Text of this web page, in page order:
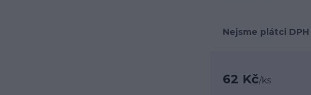
Nejsme plátci DPH
62 Kč/ks